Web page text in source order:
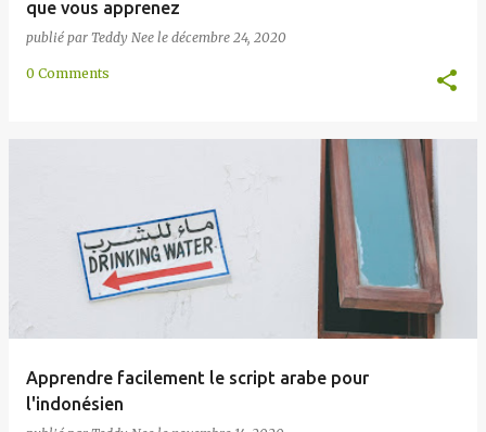
que vous apprenez
publié par Teddy Nee le décembre 24, 2020
0 Comments
Apprendre facilement le script arabe pour
l'indonésien